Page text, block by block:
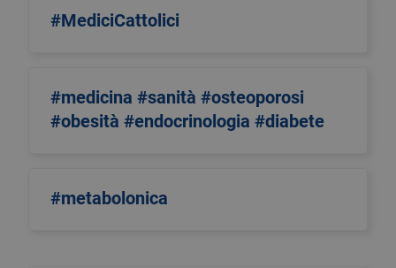
#MediciCattolici
#medicina #sanità #osteoporosi
#obesità #endocrinologia #diabete
#metabolonica